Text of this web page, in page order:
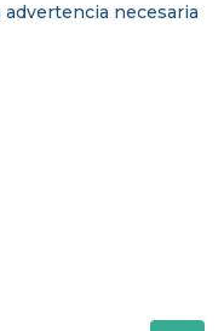
advertencia necesaria